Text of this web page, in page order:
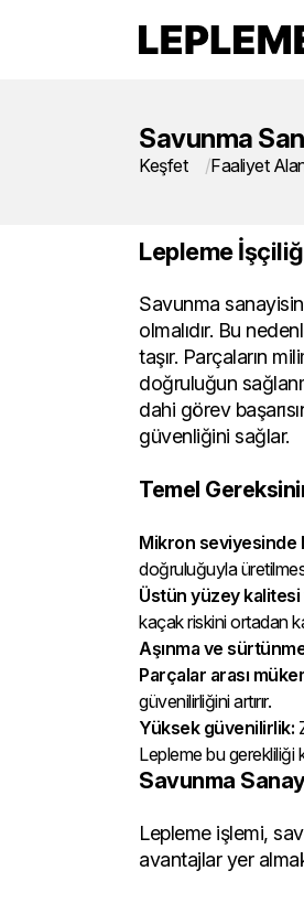
Savunma
Keşfet Faaliyet
Lepleme
Savunma
olmalıdır. Bu
taşır. Parçaların
doğruluğun
dahi görev
güvenliğini sağlar.
Temel
Mikron seviyesinde
doğruluğuyla
Üstün yüzey kalitesi
kaçak riskini ortadan
Aşınma ve
Parçalar arası
güvenilirliğini artırır.
Yüksek güvenilirlik:
Lepleme bu gerekliliği
Savunma
Lepleme işlemi,
avantajlar yer